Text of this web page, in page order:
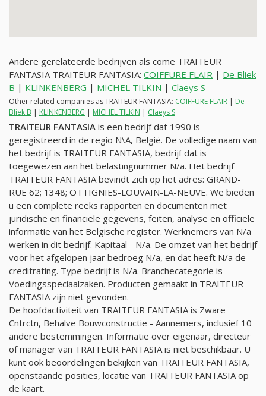
Andere gerelateerde bedrijven als come TRAITEUR
FANTASIA TRAITEUR FANTASIA: COIFFURE FLAIR | De Bliek
B | KLINKENBERG | MICHEL TILKIN | Claeys S
Other related companies as TRAITEUR FANTASIA: COIFFURE FLAIR | De
Bliek B | KLINKENBERG | MICHEL TILKIN | Claeys S
TRAITEUR FANTASIA is een bedrijf dat 1990 is
geregistreerd in de regio N\A, België. De volledige naam van
het bedrijf is TRAITEUR FANTASIA, bedrijf dat is
toegewezen aan het belastingnummer N/a. Het bedrijf
TRAITEUR FANTASIA bevindt zich op het adres: GRAND-
RUE 62; 1348; OTTIGNIES-LOUVAIN-LA-NEUVE. We bieden
u een complete reeks rapporten en documenten met
juridische en financiële gegevens, feiten, analyse en officiële
informatie van het Belgische register. Werknemers van N/a
werken in dit bedrijf. Kapitaal - N/a. De omzet van het bedrijf
voor het afgelopen jaar bedroeg N/a, en dat heeft N/a de
creditrating. Type bedrijf is N/a. Branchecategorie is
Voedingsspeciaalzaken. Producten gemaakt in TRAITEUR
FANTASIA zijn niet gevonden.
De hoofdactiviteit van TRAITEUR FANTASIA is Zware
Cntrctn, Behalve Bouwconstructie - Aannemers, inclusief 10
andere bestemmingen. Informatie over eigenaar, directeur
of manager van TRAITEUR FANTASIA is niet beschikbaar. U
kunt ook beoordelingen bekijken van TRAITEUR FANTASIA,
openstaande posities, locatie van TRAITEUR FANTASIA op
de kaart.